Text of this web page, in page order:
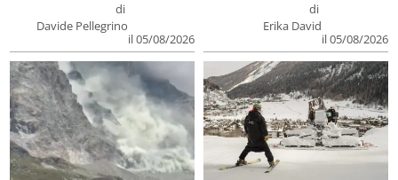
di
Davide Pellegrino
il 05/08/2026
di
Erika David
il 05/08/2026